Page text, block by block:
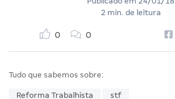
2 min. de leitura
0 0
Tudo que sabemos sobre:
Reforma Trabalhista stf